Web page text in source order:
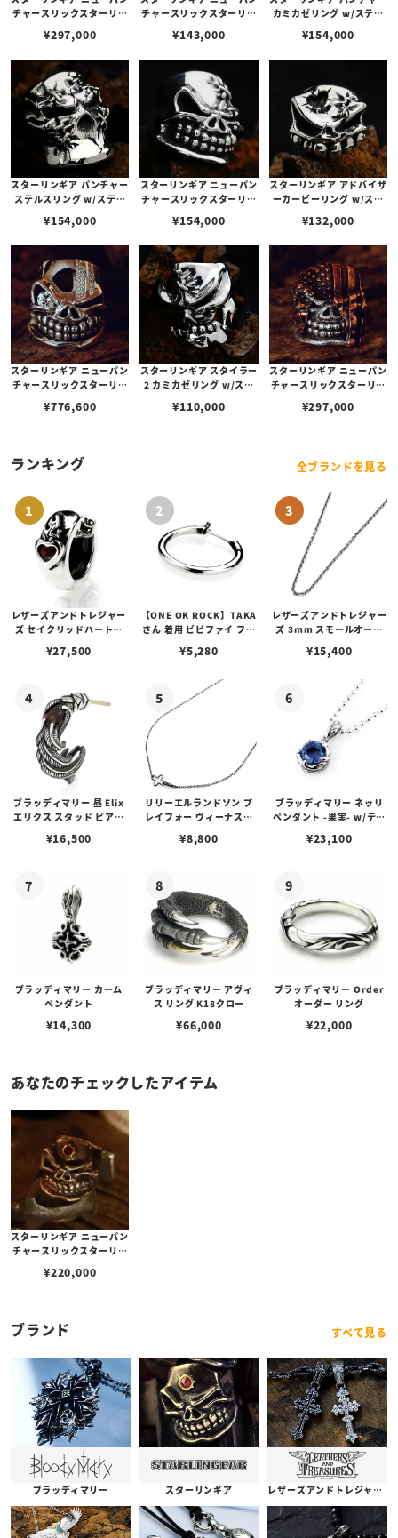
チャースリックスターリン
ラスアメリカンフラッグ
¥297,000
チャースリックスターリン
¥143,000
カミカゼリング w/ステッ
¥154,000
スターリンギア パンチャー
ステルスリング w/ステッ
¥154,000
スターリンギア ニューパン
チャースリックスターリン
¥154,000
スターリンギア アドバイザ
ーカービーリング w/ステ
ホール
¥132,000
スターリンギア ニューパン
チャースリックスターリン
ンダイヤモンドパヴェ
¥776,600
スターリンギア スタイラー
2 カミカゼリング w/ステ
¥110,000
スターリンギア ニューパン
チャースリックスターリン
パーアメリカンフラッグ/
¥297,000
ランキング 全ブランドを見る
レザーズアンドトレジャー
ズ セイクリッドハートピ
¥27,500
【ONE OK ROCK】TAKA
さん 着用 ビビファイ フー
¥5,280
レザーズアンドトレジャー
ズ 3mm スモールオーバ
ブスタークラスプ＆LTロ
¥15,400
ブラッディマリー 昼 Elix
エリクス スタッド ピアス
¥16,500
リリーエルランドソン プ
レイフォー ヴィーナスチ
¥8,800
ブラッディマリー ネッリ
ペンダント -果実- w/ティ
¥23,100
ブラッディマリー カーム
ペンダント
¥14,300
ブラッディマリー アヴィ
ス リング K18クロー
¥66,000
ブラッディマリー Order
オーダー リング
¥22,000
あなたのチェックしたアイテム
スターリンギア ニューパン
チャースリックスターリン
イロープガーネットブラス
¥220,000
ブランド すべて見る
ブラッディマリー スターリンギア レザーズアンドトレジャーズ